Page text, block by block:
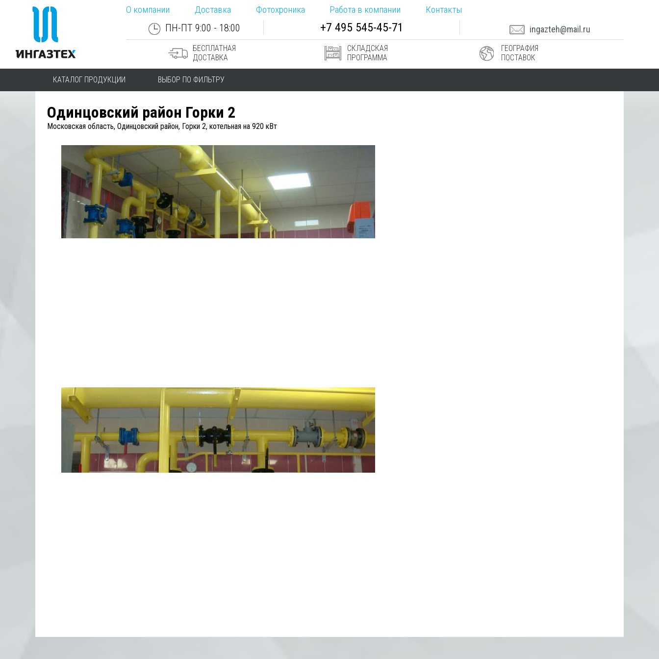
О компании Доставка Фотохроника Работа в компании Контакты
ПН-ПТ 9:00 - 18:00 +7 495 545-45-71 ingazteh@mail.ru
БЕСПЛАТНАЯ
ДОСТАВКА
СКЛАДСКАЯ
ПРОГРАММА
ГЕОГРАФИЯ
ПОСТАВОК
КАТАЛОГ ПРОДУКЦИИ ВЫБОР ПО ФИЛЬТРУ
Одинцовский район Горки 2
Московская область, Одинцовский район, Горки 2, котельная на 920 кВт